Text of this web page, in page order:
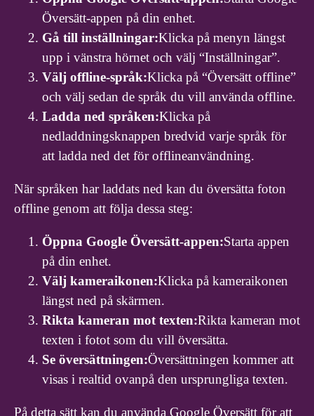
Översätt-appen på din enhet.
Gå till inställningar:Klicka på menyn längst
upp i vänstra hörnet och välj “Inställningar”.
Välj offline-språk:Klicka på “Översätt offline”
och välj sedan de språk du vill använda offline.
Ladda ned språken:Klicka på
nedladdningsknappen bredvid varje språk för
att ladda ned det för offlineanvändning.
När språken har laddats ned kan du översätta foton
offline genom att följa dessa steg:
Öppna Google Översätt-appen:Starta appen
på din enhet.
Välj kameraikonen:Klicka på kameraikonen
längst ned på skärmen.
Rikta kameran mot texten:Rikta kameran mot
texten i fotot som du vill översätta.
Se översättningen:Översättningen kommer att
visas i realtid ovanpå den ursprungliga texten.
På detta sätt kan du använda Google Översätt för att